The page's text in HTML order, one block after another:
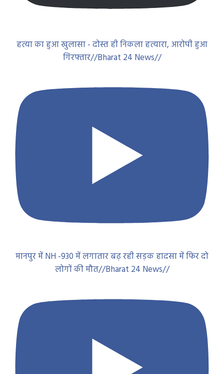
हत्या का हुआ खुलासा - दोस्त ही निकला हत्यारा, आरोपी हुआ
गिरफ्तार//Bharat 24 News//
मानपुर में NH -930 में लगातार बढ़ रही सड़क हादसा में फिर दो
लोगों की मौत//Bharat 24 News//